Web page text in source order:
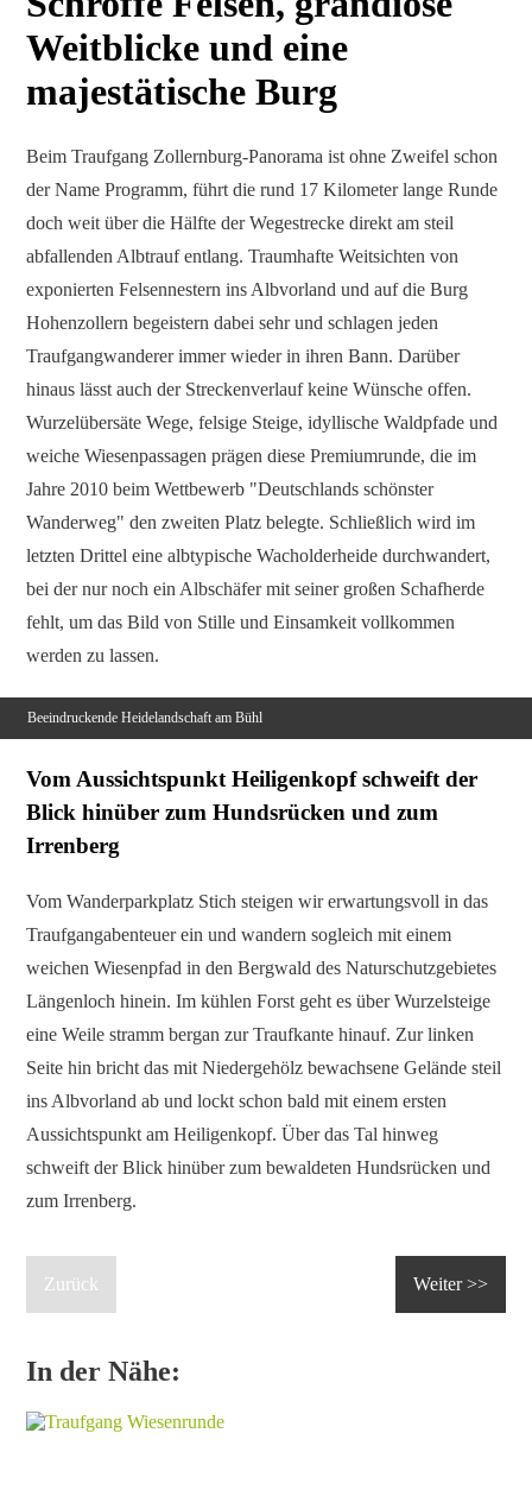
Weitblicke und eine
majestätische Burg
Beim Traufgang Zollernburg-Panorama ist ohne Zweifel schon
der Name Programm, führt die rund 17 Kilometer lange Runde
doch weit über die Hälfte der Wegestrecke direkt am steil
abfallenden Albtrauf entlang. Traumhafte Weitsichten von
exponierten Felsennestern ins Albvorland und auf die Burg
Hohenzollern begeistern dabei sehr und schlagen jeden
Traufgangwanderer immer wieder in ihren Bann. Darüber
hinaus lässt auch der Streckenverlauf keine Wünsche offen.
Wurzelübersäte Wege, felsige Steige, idyllische Waldpfade und
weiche Wiesenpassagen prägen diese Premiumrunde, die im
Jahre 2010 beim Wettbewerb "Deutschlands schönster
Wanderweg" den zweiten Platz belegte. Schließlich wird im
letzten Drittel eine albtypische Wacholderheide durchwandert,
bei der nur noch ein Albschäfer mit seiner großen Schafherde
fehlt, um das Bild von Stille und Einsamkeit vollkommen
werden zu lassen.
Beeindruckende Heidelandschaft am Bühl
Vom Aussichtspunkt Heiligenkopf schweift der
Blick hinüber zum Hundsrücken und zum
Irrenberg
Vom Wanderparkplatz Stich steigen wir erwartungsvoll in das
Traufgangabenteuer ein und wandern sogleich mit einem
weichen Wiesenpfad in den Bergwald des Naturschutzgebietes
Längenloch hinein. Im kühlen Forst geht es über Wurzelsteige
eine Weile stramm bergan zur Traufkante hinauf. Zur linken
Seite hin bricht das mit Niedergehölz bewachsene Gelände steil
ins Albvorland ab und lockt schon bald mit einem ersten
Aussichtspunkt am Heiligenkopf. Über das Tal hinweg
schweift der Blick hinüber zum bewaldeten Hundsrücken und
zum Irrenberg.
Zurück Weiter >>
In der Nähe: